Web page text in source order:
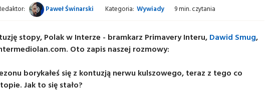
Paweł Świnarski Kategoria: Wywiady 9 min. czytania
stopy, Polak w Interze - bramkarz Primavery Interu, Dawid Smug,
Oto zapis naszej rozmowy:
borykałeś się z kontuzją nerwu kulszowego, teraz z tego co
Jak to się stało?